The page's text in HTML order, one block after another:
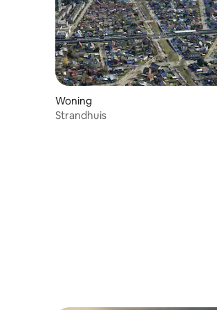
Woning
Strandhuis